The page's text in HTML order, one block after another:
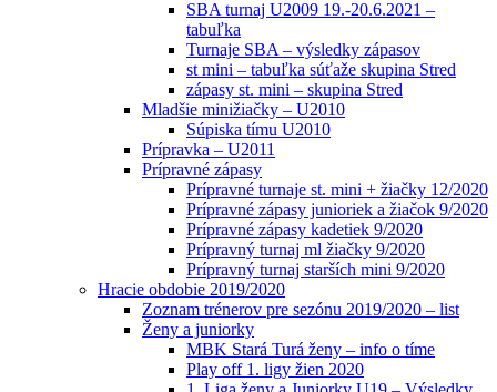
SBA turnaj U2009 19.-20.6.2021 –
tabuľka
Turnaje SBA – výsledky zápasov
st mini – tabuľka súťaže skupina Stred
zápasy st. mini – skupina Stred
Mladšie minižiačky – U2010
Súpiska tímu U2010
Prípravka – U2011
Prípravné zápasy
Prípravné turnaje st. mini + žiačky 12/2020
Prípravné zápasy junioriek a žiačok 9/2020
Prípravné zápasy kadetiek 9/2020
Prípravný turnaj ml žiačky 9/2020
Prípravný turnaj starších mini 9/2020
Hracie obdobie 2019/2020
Zoznam trénerov pre sezónu 2019/2020 – list
Ženy a juniorky
MBK Stará Turá ženy – info o tíme
Play off 1. ligy žien 2020